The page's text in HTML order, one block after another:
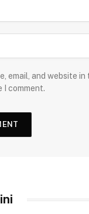
email, and website
I comment.